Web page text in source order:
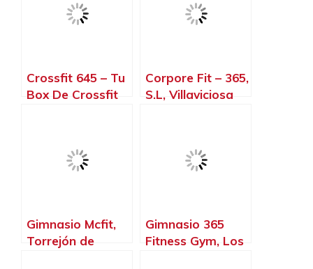
Crossfit 645 – Tu
Box De Crossfit
Corpore Fit – 365,
S.L, Villaviciosa
Gimnasio Mcfit,
Torrejón de
Gimnasio 365
Fitness Gym, Los